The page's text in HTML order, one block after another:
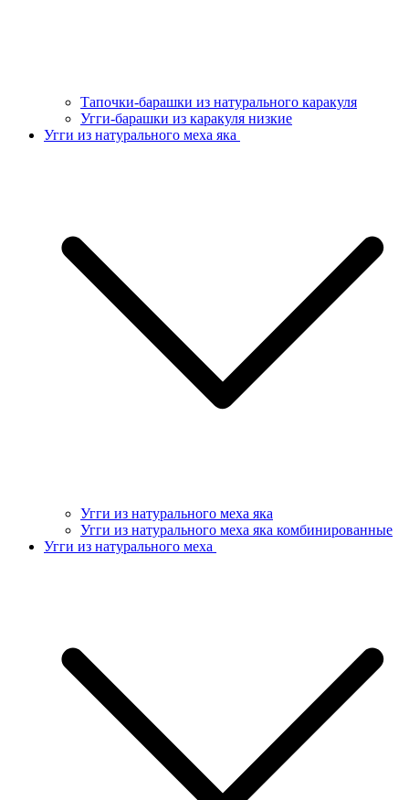
Тапочки-барашки из натурального каракуля
Угги-барашки из каракуля низкие
Угги из натурального меха яка
Угги из натурального меха яка
Угги из натурального меха яка комбинированные
Угги из натурального меха